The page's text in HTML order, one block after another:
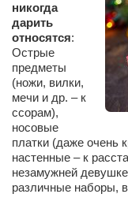
Арт-менеджеры
Лариса
Орест
Тамара
Вера
Семён
никогда
дарить
относятся:
Острые
предметы
(ножи, вилки,
мечи и др. – к
ссорам),
носовые
платки (даже очень
настенные – к
незамужней
различные наборы,